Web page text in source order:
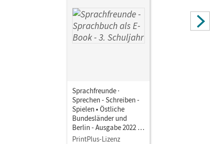
Sprachfreunde ·
Sprechen - Schreiben -
Spielen • Östliche
Bundesländer und
Berlin - Ausgabe 2022 ·
3. Schuljahr •
PrintPlus-Lizenz